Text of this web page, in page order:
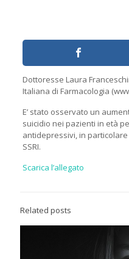
Dottoresse Laura
Italiana di Farmacologia
E’ stato osservato un
suicidio nei pazienti in età
antidepressivi, in
SSRI.
Scarica l’allegato
Related posts